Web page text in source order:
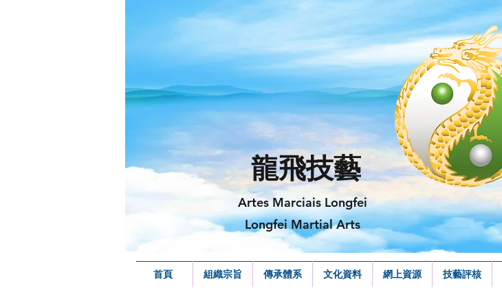
龍飛技藝
Longfei Martial Arts
Artes Marciais Longfei
首頁 組織宗旨 傳承體系 文化資料 網上資源 技藝評核